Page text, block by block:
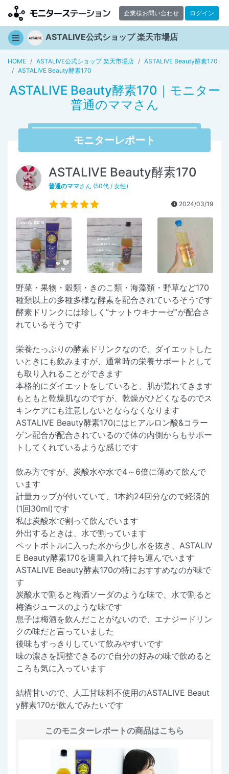
企業様お問い合わせ ログイン
ASTALIVE公式ショップ 楽天市場店
HOME ASTALIVE公式ショップ 楽天市場店
ASTALIVE Beauty酵素170
ASTALIVE Beauty酵素170
ASTALIVE Beauty酵素170｜モニター
普通のママさん
モニターレポート
ASTALIVE Beauty酵素170
普通のママさん (50代 / 女性)
2024/03/19
野菜・果物・穀類・きのこ類・海藻類・野草など170
種類以上の多種多様な酵素を配合されているそうです
酵素ドリンクには珍しく”ナットウキナーゼ”が配合さ
れているそうです
栄養たっぷりの酵素ドリンクなので、ダイエットした
いときにも飲みますが、通常時の栄養サポートとして
も取り入れることができます
本格的にダイエットをしていると、肌が荒れてきます
もともと乾燥肌なのですが、乾燥がひどくなるのでス
キンケアにも注意しないとならなくなります
ASTALIVE Beauty酵素170にはヒアルロン酸&コラー
ゲン配合が配合されているので体の内側からもサポー
トしてくれているような感じです
飲み方ですが、炭酸水や水で4～6倍に薄めて飲んで
います
計量カップが付いていて、1本約24回分なので経済的
(1回30ml)です
私は炭酸水で割って飲んでいます
外出するときは、水で割っています
ペットボトルに入った水から少し水を抜き、ASTALIV
E Beauty酵素170を適量入れて持ち運んでいます
ASTALIVE Beauty酵素170の特におすすめなのが味で
す
炭酸水で割ると梅酒ソーダのような味で、水で割ると
梅酒ジュースのような味です
息子は梅酒を飲んだことがないので、エナジードリン
クの味だと言っていました
後味もすっきりしていて飲みやすいです
味の濃さを調整できるので自分の好みの味で飲めると
ころも気に入っています
結構甘いので、人工甘味料不使用のASTALIVE Beaut
y酵素170が飲んでみたいです
このモニターレポートの商品はこちら